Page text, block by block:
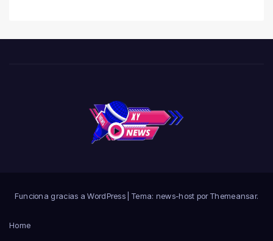
Funciona gracias a WordPress Tema: news-host porThemeansar.
Home